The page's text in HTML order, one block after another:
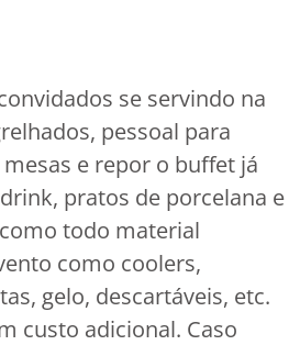
se servindo na
pessoal para
e repor o buffet já
pratos de porcelana e
todo material
como coolers,
gelo, descartáveis, etc.
custo adicional. Caso